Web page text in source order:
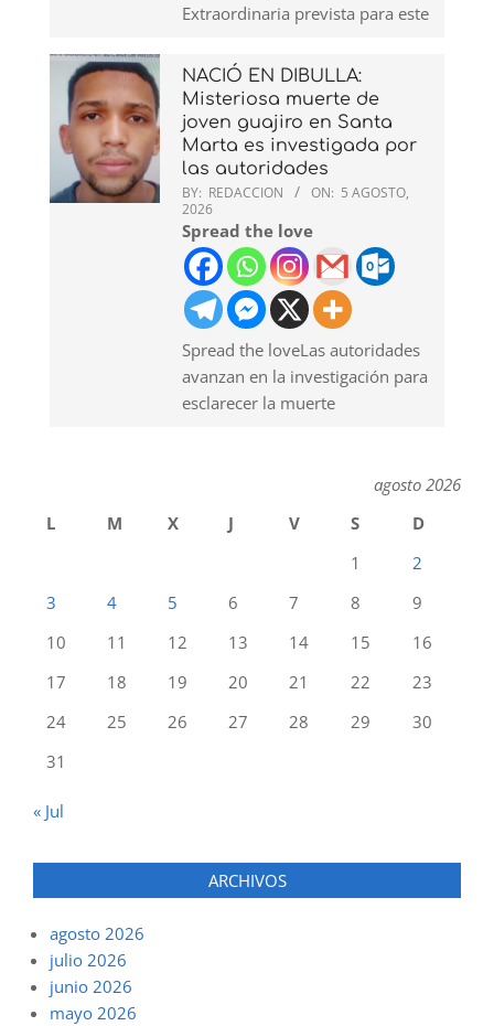
Extraordinaria prevista para este
NACIÓ EN DIBULLA:
Misteriosa muerte de
joven guajiro en Santa
Marta es investigada por
las autoridades
BY: REDACCION ON: 5 AGOSTO,
2026
Spread the love
Spread the loveLas autoridades
avanzan en la investigación para
esclarecer la muerte
agosto 2026
L
M X J V S
D
1
2
3
4 5 6 7 8
9
10
11 12 13 14 15
16
17
18 19 20 21 22
23
24
25 26 27 28 29
30
31
« Jul
ARCHIVOS
agosto 2026
julio 2026
junio 2026
mayo 2026